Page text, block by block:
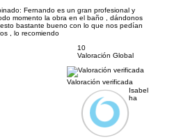
Fernando es un gran profesional y
momento la obra en el baño , dándonos
bastante bueno con lo que nos pedían
, lo recomiendo
10
Valoración Global
Valoración verificada
Isabel
ha